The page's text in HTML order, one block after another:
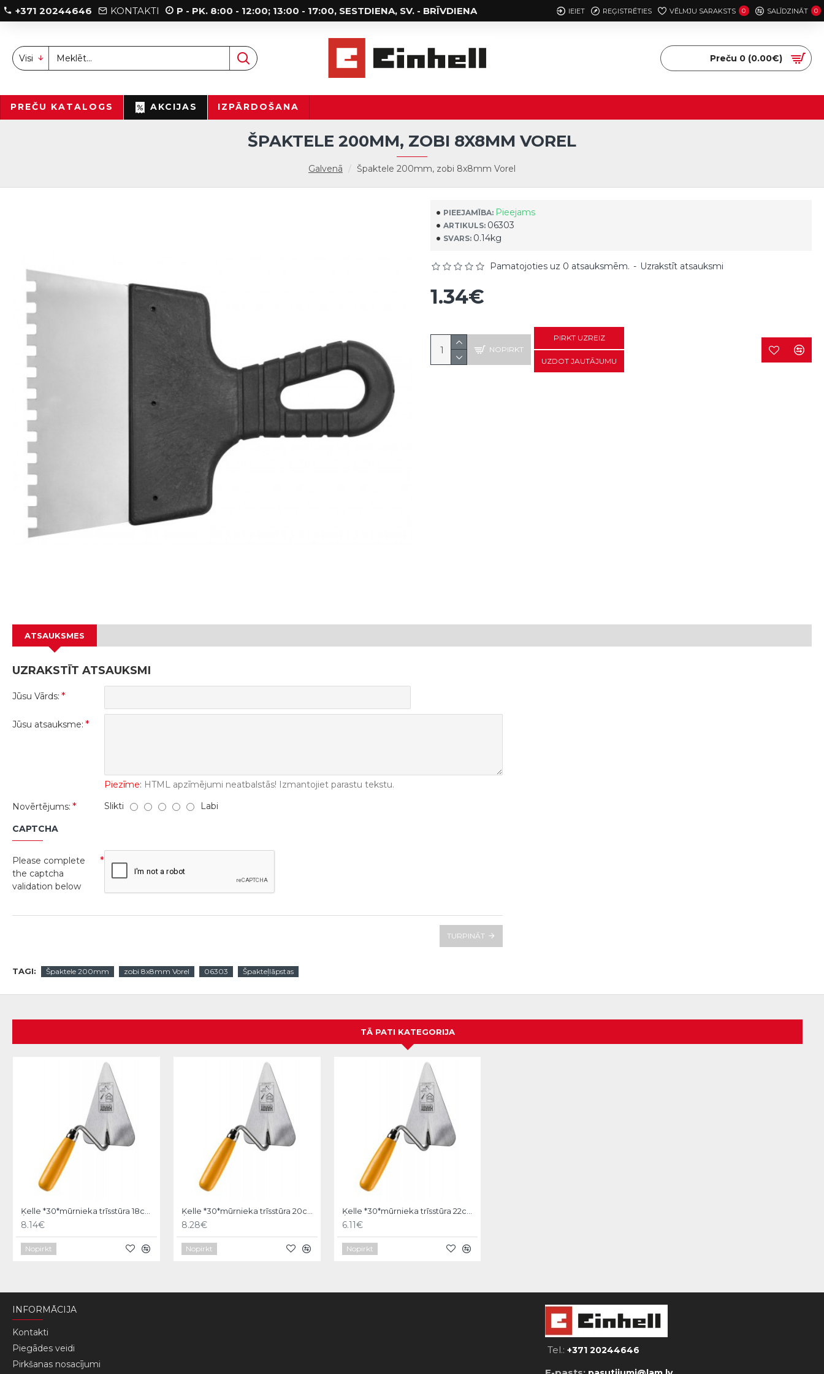
+371 20244646 KONTAKTI P - PK. 8:00 - 12:00; 13:00 - 17:00, SESTDIENA, SV. - BRĪVDIENA IEIET REĢISTRĒTIES VĒLMJU SARAKSTS 0 SALĪDZINĀT 0
Visi Preču 0 (0.00€)
PREČU KATALOGS AKCIJAS IZPĀRDOŠANA
Galvenā Špaktele 200mm, zobi 8x8mm Vorel
ŠPAKTELE 200MM, ZOBI 8X8MM VOREL
PIEEJAMĪBA: Pieejams
ARTIKULS: 06303
SVARS: 0.14kg
Pamatojoties uz 0 atsauksmēm. - Uzrakstīt atsauksmi
1.34€
NOPIRKT
PIRKT UZREIZ
UZDOT JAUTĀJUMU
ATSAUKSMES
UZRAKSTĪT ATSAUKSMI
Jūsu Vārds:
Jūsu atsauksme:
Piezīme: HTML apzīmējumi neatbalstās! Izmantojiet parastu tekstu.
Novērtējums:
Slikti Labi
CAPTCHA
Please complete
the captcha
validation below
TURPINĀT
TAGI: Špaktele 200mm zobi 8x8mm Vorel 06303 Špakteļlāpstas
TĀ PATI KATEGORIJA
8.14€
Nopirkt
8.28€
Nopirkt
6.11€
Nopirkt
INFORMĀCIJA
Kontakti
Piegādes veidi
Pirkšanas nosacījumi
Tel.:+371 20244646